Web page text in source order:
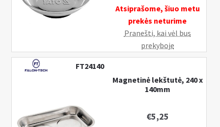
Atsiprašome, šiuo metu
prekės neturime
Pranešti, kai vėl bus
prekyboje
FT24140
Magnetinė lekštutė, 240 x
140mm
€5,25